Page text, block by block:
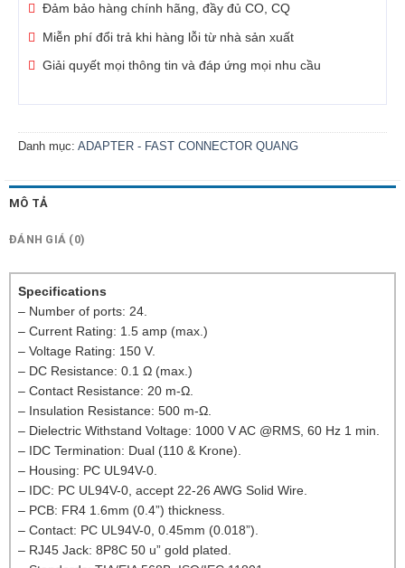
Đảm bảo hàng chính hãng, đầy đủ CO, CQ
Miễn phí đổi trả khi hàng lỗi từ nhà sản xuất
Giải quyết mọi thông tin và đáp ứng mọi nhu cầu
Danh mục: ADAPTER - FAST CONNECTOR QUANG
MÔ TẢ
ĐÁNH GIÁ (0)
Specifications
– Number of ports: 24.
– Current Rating: 1.5 amp (max.)
– Voltage Rating: 150 V.
– DC Resistance: 0.1 Ω (max.)
– Contact Resistance: 20 m-Ω.
– Insulation Resistance: 500 m-Ω.
– Dielectric Withstand Voltage: 1000 V AC @RMS, 60 Hz 1 min.
– IDC Termination: Dual (110 & Krone).
– Housing: PC UL94V-0.
– IDC: PC UL94V-0, accept 22-26 AWG Solid Wire.
– PCB: FR4 1.6mm (0.4”) thickness.
– Contact: PC UL94V-0, 0.45mm (0.018”).
– RJ45 Jack: 8P8C 50 u” gold plated.